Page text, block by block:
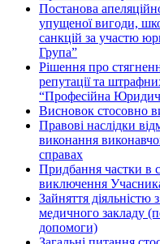
Постанова
упущеної вигоди,
санкцій за участю
Група”
Рішення про
репутації та
“Професійна
Висновок стосовно
Правові наслідки
виконання
справах
Придбання частки в
виключення
Зайняття діяльністю
медичного закладу
допомоги)